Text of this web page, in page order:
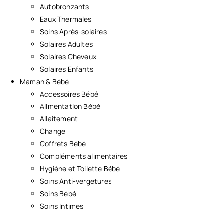
Autobronzants
Eaux Thermales
Soins Après-solaires
Solaires Adultes
Solaires Cheveux
Solaires Enfants
Maman & Bébé
Accessoires Bébé
Alimentation Bébé
Allaitement
Change
Coffrets Bébé
Compléments alimentaires
Hygiène et Toilette Bébé
Soins Anti-vergetures
Soins Bébé
Soins Intimes